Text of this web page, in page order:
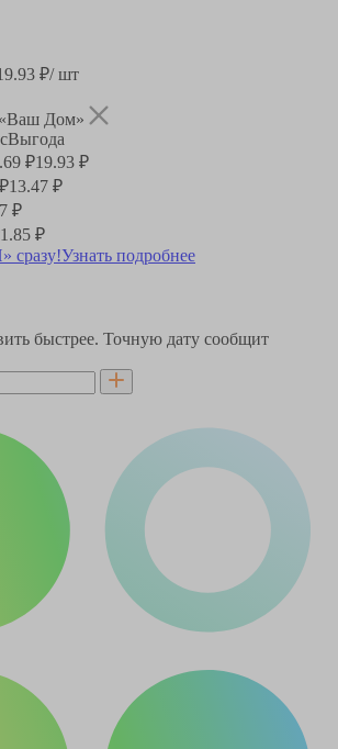
₽/ шт
Дом»
Выгода
₽19.93 ₽
13.47 ₽
₽
1.85 ₽
сразу!Узнать подробнее
быстрее. Точную дату сообщит